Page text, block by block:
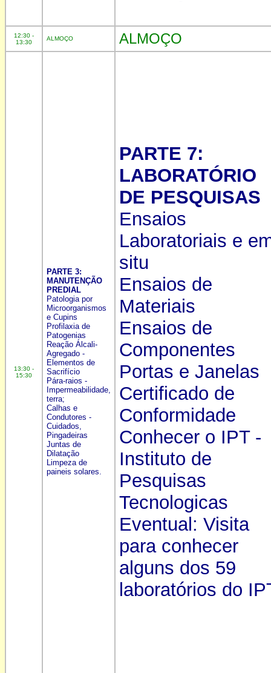
12:30 -
13:30
ALMOÇO ALMOÇO
13:30 -
15:30
PARTE 3:
MANUTENÇÃO
PREDIAL
Patologia por
Microorganismos
e Cupins
Profilaxia de
Patogenias
Reação Álcali-
Agregado -
Elementos de
Sacrifício
Pára-raios -
Impermeabilidade,
terra;
Calhas e
Condutores -
Cuidados,
Pingadeiras
Juntas de
Dilatação
Limpeza de
paineis solares.
PARTE 7:
LABORATÓRIO
DE PESQUISAS
Ensaios
Laboratoriais e
situ
Ensaios de
Materiais
Ensaios de
Componentes
Portas e Janelas
Certificado de
Conformidade
Conhecer o IPT -
Instituto de
Pesquisas
Tecnologicas
Eventual: Visita
para conhecer
alguns dos 59
laboratórios do